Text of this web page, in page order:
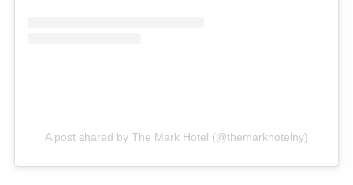
A post shared by The Mark Hotel (@themarkhotelny)